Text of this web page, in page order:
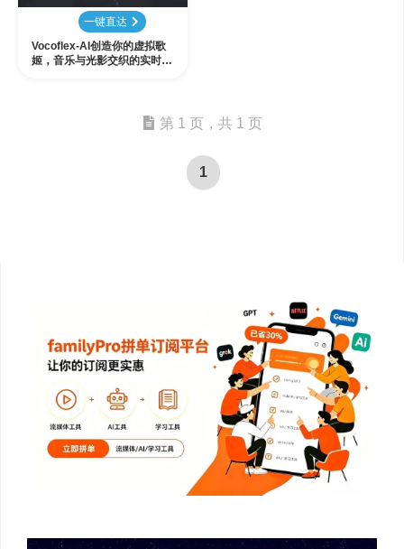
一键直达
Vocoflex-AI创造你的虚拟歌
姬，音乐与光影交织的实时歌
第 1 页，共 1 页
1